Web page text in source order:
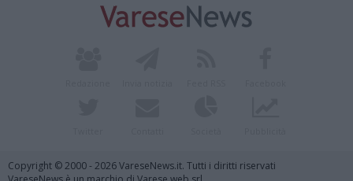
Copyright © 2000 - 2026 VareseNews.it. Tutti i diritti riservati